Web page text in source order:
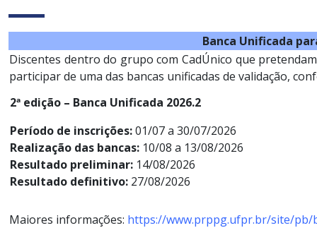
Banca Unificada
Discentes dentro do grupo com CadÚnico que
participar de uma das bancas unificadas de validação,
2ª edição – Banca Unificada 2026.2
Período de inscrições:01/07 a 30/07/2026
Realização das bancas: 10/08 a 13/08/2026
Resultado preliminar: 14/08/2026
Resultado definitivo: 27/08/2026
Maiores informações: https://www.prppg.ufpr.br/site/pb/